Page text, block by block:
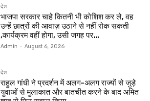
देश
भाजपा सरकार चाहे कितनी भी कोशिश कर ले, वह
उन्हें छात्रों की आवाज़ उठाने से नहीं रोक सकती
,कार्यक्रम वहीं होगा, उसी जगह पर...
Admin - August 6, 2026
देश
राहुल गांधी ने प्रदर्शन में अलग-अलग राज्यों से जुड़े
युवाओं से मुलाकात और बातचीत करने के बाद अमित